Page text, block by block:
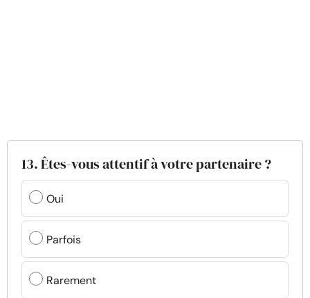
13. Êtes-vous attentif à votre partenaire ?
Oui
Parfois
Rarement